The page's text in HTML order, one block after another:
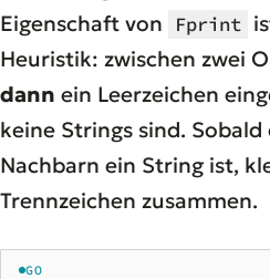
Eigenschaft von
Fprint
Heuristik: zwischen zwei
dann ein Leerzeichen
keine Strings sind.
Nachbarn ein String ist,
Trennzeichen zusammen.
GO